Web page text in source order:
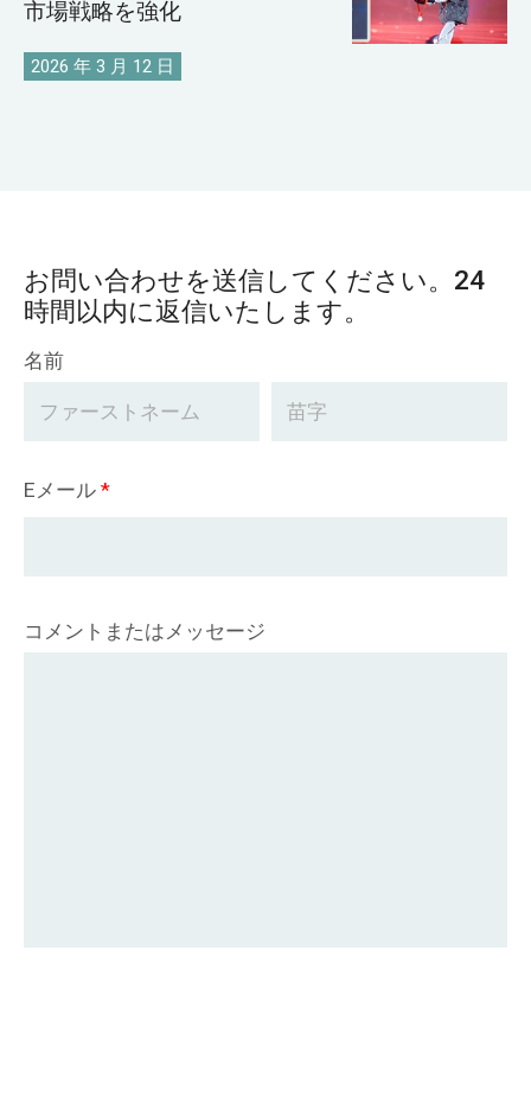
市場戦略を強化
2026 年 3 月 12 日
お問い合わせを送信してください。24
時間以内に返信いたします。
名前
Eメール*
コメントまたはメッセージ